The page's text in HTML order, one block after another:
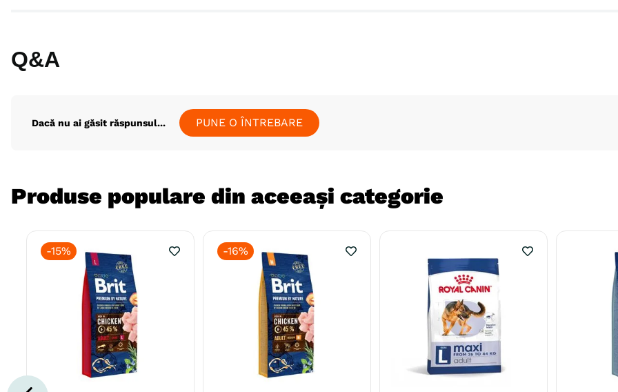
Q&A
Dacă nu ai găsit răspunsul... PUNE O ÎNTREBARE
Produse populare din aceeași categorie
-15% -16%